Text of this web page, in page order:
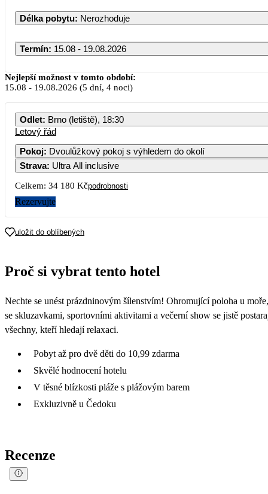
Délka pobytu: Nerozhoduje
Termín: 15.08 - 19.08.2026
Nejlepší možnost v tomto období:
15.08 - 19.08.2026 (5 dní, 4 noci)
Odlet: Brno (letiště), 18:30
Letový řád
Pokoj: Dvoulůžkový pokoj s výhledem do okolí
Strava: Ultra All inclusive
Celkem: 34 180 Kčpodrobnosti
Rezervujte
uložit do oblíbených
Proč si vybrat tento hotel
Nechte se unést prázdninovým šílenstvím! Ohromující poloha u
se skluzavkami, sportovními aktivitami a večerní show se jistě
všechny, kteří hledají relaxaci.
Pobyt až pro dvě děti do 10,99 zdarma
Skvělé hodnocení hotelu
V těsné blízkosti pláže s plážovým barem
Exkluzivně u Čedoku
Recenze